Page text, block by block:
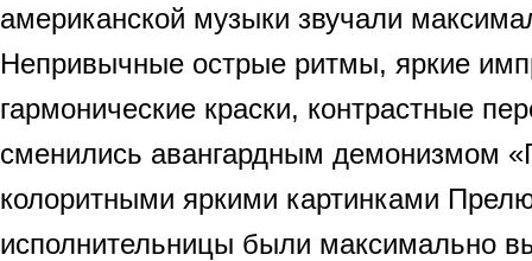
американской музыки звучали
Непривычные острые ритмы, яркие
гармонические краски, контрастные
сменились авангардным демонизмом
колоритными яркими картинками
исполнительницы были максимально